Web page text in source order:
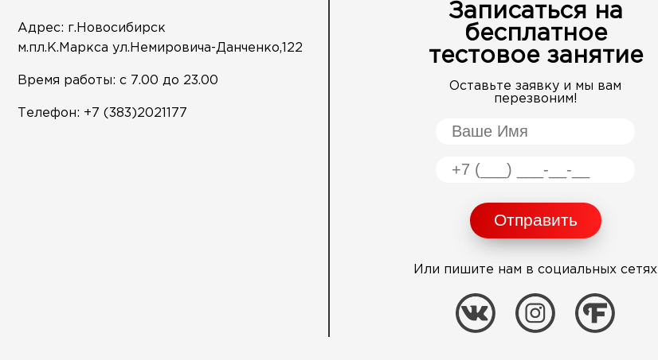
Адрес: г.Новосибирск
м.пл.К.Маркса ул.Немировича-Данченко,122
Время работы: с 7.00 до 23.00
Телефон: +7 (383)2021177
Записаться на
бесплатное
тестовое занятие
Оставьте заявку и мы вам
перезвоним!
Или пишите нам в социальных сетях